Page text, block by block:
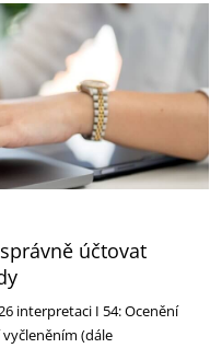
účtovat
interpretaci I 54: Ocenění
(dále